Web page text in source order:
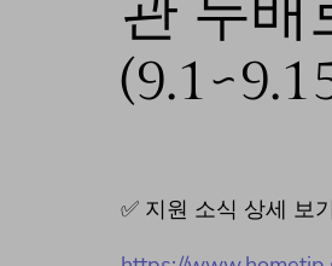
관 두배
✅ 지원 소식 상세 보